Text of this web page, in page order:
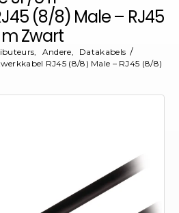
(8/8) Male – RJ45
Zwart
, Andere,
Datakabels
RJ45 (8/8) Male – RJ45 (8/8)